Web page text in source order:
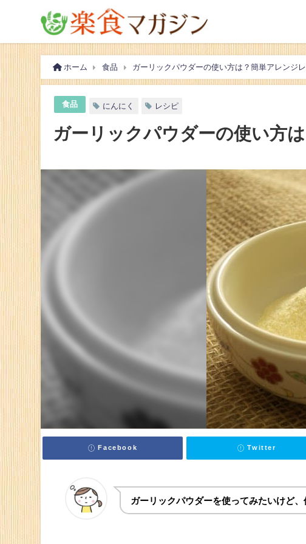
ホーム 食品 ガーリックパウダーの使い方は？簡単アレンジ
食品 にんにく レシピ
ガーリックパウダーの使い方